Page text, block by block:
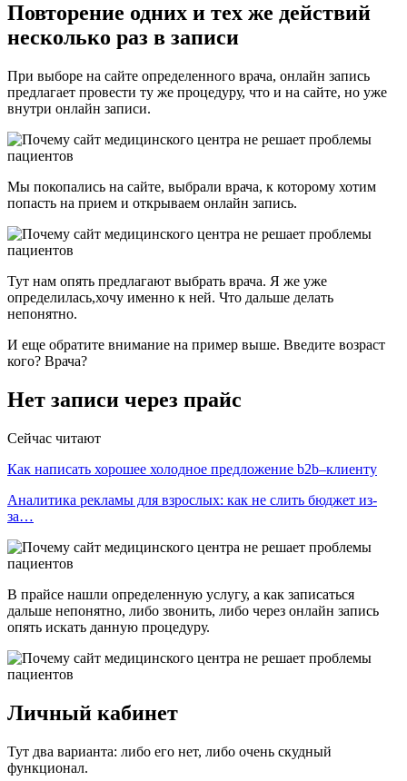
Повторение одних и тех же действий
несколько раз в записи
При выборе на сайте определенного врача, онлайн запись
предлагает провести ту же процедуру, что и на сайте, но уже
внутри онлайн записи.
Мы покопались на сайте, выбрали врача, к которому хотим
попасть на прием и открываем онлайн запись.
Тут нам опять предлагают выбрать врача. Я же уже
определилась,хочу именно к ней. Что дальше делать
непонятно.
И еще обратите внимание на пример выше. Введите возраст
кого? Врача?
Нет записи через прайс
Сейчас читают
Как написать хорошее холодное предложение b2b–клиенту
Аналитика рекламы для взрослых: как не слить бюджет из-
за…
В прайсе нашли определенную услугу, а как записаться
дальше непонятно, либо звонить, либо через онлайн запись
опять искать данную процедуру.
Личный кабинет
Тут два варианта: либо его нет, либо очень скудный
функционал.